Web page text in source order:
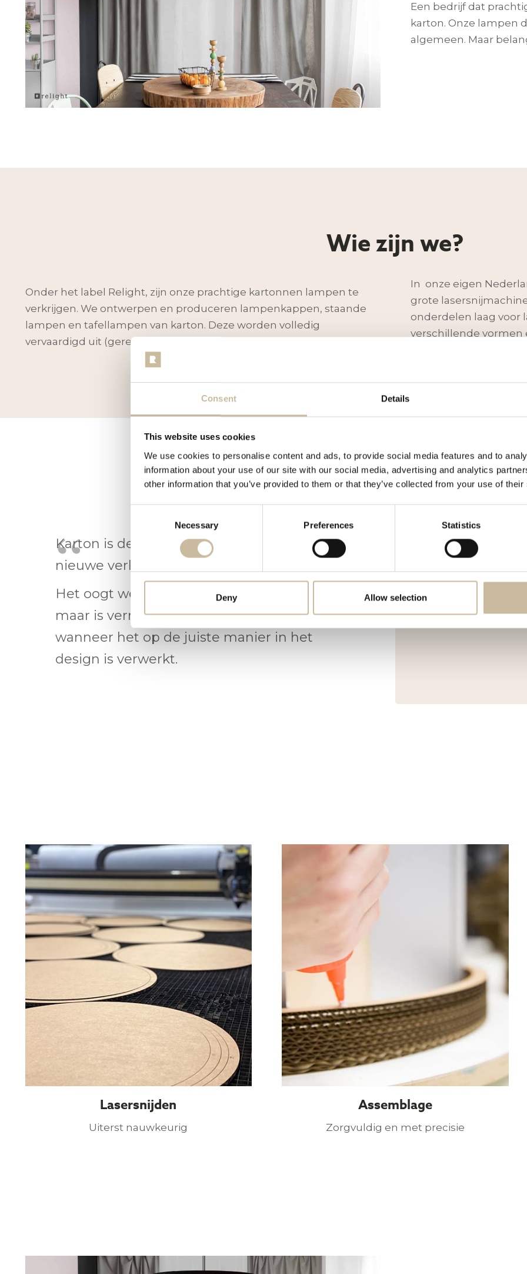
Consent Details
This website uses cookies
We use cookies to personalise content and ads, to provide social media features and to
information about your use of our site with our social media, advertising and analytics
other information that you’ve provided to them or that they’ve collected from your use of
Necessary Preferences Statistics
Deny Allow selection
Een bedrijf dat
karton. Onze lampen
algemeen. Maar
Wie zijn we?
Onder het label Relight, zijn onze prachtige kartonnen lampen te
verkrijgen. We ontwerpen en produceren lampenkappen, staande
lampen en tafellampen van karton. Deze worden volledig
vervaardigd uit (gerecycled) karton.
In onze eigen
grote
onderdelen laag voor
verschillende vormen
Karton is de inspiratie in het vinden van
nieuwe verlichtingsideeën
Het oogt wellicht als een fragiel materiaal,
maar is verrassend sterk en functioneel
wanneer het op de juiste manier in het
design is verwerkt.
Niels van
Designer // Eigenaar
Lasersnijden
Uiterst nauwkeurig
Assemblage
Zorgvuldig en met precisie